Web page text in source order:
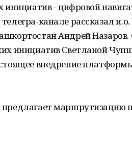
инициатив - цифровой
канале рассказал
Андрей Назаров.
инициатив Светланой
внедрение
маршрутизацию